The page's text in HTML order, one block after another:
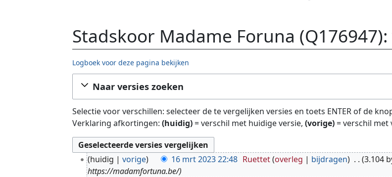
Stadskoor Madame Foruna
Logboek voor deze pagina bekijken
Ga naar:navigatie,zoeken
Naar versies zoeken
Selectie voor verschillen: selecteer de te vergelijken versies en toets ENTER of de
Verklaring afkortingen: (huidig)= verschil met huidige versie, (vorige)= verschil met
huidig vorige 16 mrt 2023 22:48 Ruettet overleg bijdragen 3.104
https://madamfortuna.be/